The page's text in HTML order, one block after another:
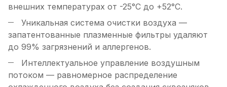
внешних температурах от -25°C до +52°C.
Уникальная система очистки воздуха —
запатентованные плазменные фильтры удаляют
до 99% загрязнений и аллергенов.
Интеллектуальное управление воздушным
потоком — равномерное распределение